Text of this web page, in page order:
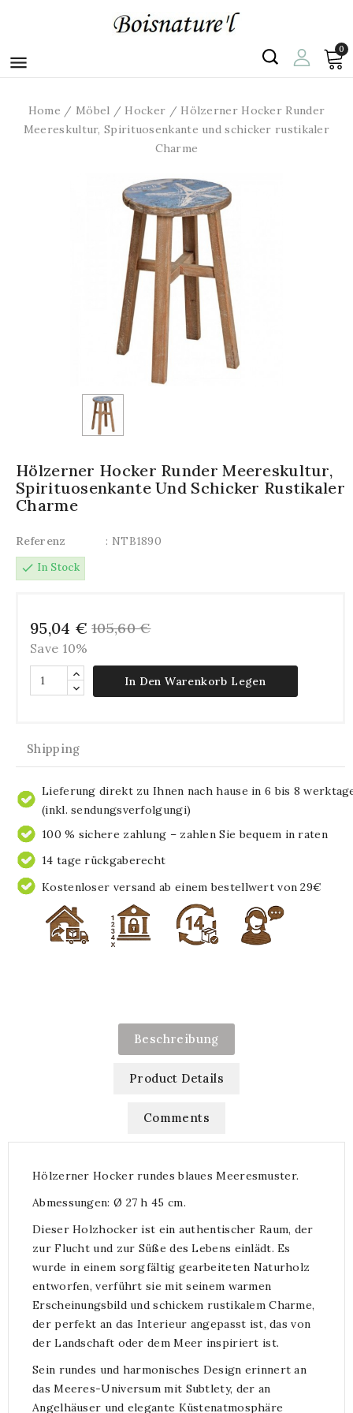

0
Home Möbel Hocker
Hölzerner Hocker Runder
Meereskultur, Spirituosenkante und schicker rustikaler
Charme
Hölzerner Hocker Runder Meereskultur,
Spirituosenkante Und Schicker Rustikaler
Charme
Referenz
: NTB1890
check In Stock
95,04 € 105,60 €
Save 10%
In Den Warenkorb Legen
Shipping
Lieferung direkt zu Ihnen nach hause in 6 bis 8
(inkl. sendungsverfolgungi)
100 % sichere zahlung – zahlen Sie bequem in raten
14 tage rückgaberecht
Kostenloser versand ab einem bestellwert von 29€
Beschreibung
Product Details
Comments
Hölzerner Hocker rundes blaues Meeresmuster.
Abmessungen: Ø 27 h 45 cm.
Dieser Holzhocker ist ein authentischer Raum, der
zur Flucht und zur Süße des Lebens einlädt. Es
wurde in einem sorgfältig gearbeiteten Naturholz
entworfen, verführt sie mit seinem warmen
Erscheinungsbild und schickem rustikalem Charme,
der perfekt an das Interieur angepasst ist, das von
der Landschaft oder dem Meer inspiriert ist.
Sein rundes und harmonisches Design erinnert an
das Meeres-Universum mit Subtlety, der an
Angelhäuser und elegante Küstenatmosphäre